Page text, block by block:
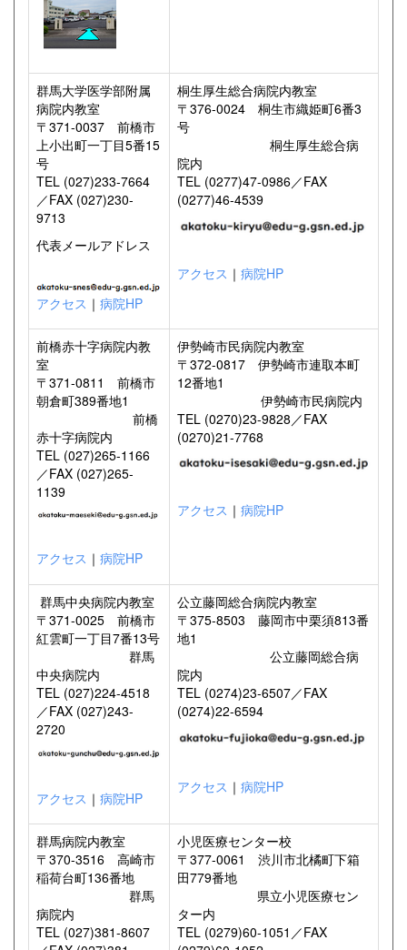
群馬大学医学部附属
病院内教室
〒371-0037 前橋市
上小出町一丁目5番15
号
TEL (027)233-7664
／FAX (027)230-
9713
代表メールアドレス
アクセス ｜ 病院HP
桐生厚生総合病院内教室
〒376-0024 桐生市織姫町6番3
号
桐生厚生総合病
院内
TEL (0277)47-0986／FAX
(0277)46-4539
アクセス ｜ 病院HP
前橋赤十字病院内教
室
〒371-0811 前橋市
朝倉町389番地1
前橋
赤十字病院内
TEL (027)265-1166
／FAX (027)265-
1139
アクセス ｜ 病院HP
伊勢崎市民病院内教室
〒372-0817 伊勢崎市連取本町
12番地1
伊勢崎市民病院内
TEL (0270)23-9828／FAX
(0270)21-7768
アクセス ｜ 病院HP
群馬中央病院内教室
〒371-0025 前橋市
紅雲町一丁目7番13号
群馬
中央病院内
TEL (027)224-4518
／FAX (027)243-
2720
アクセス ｜ 病院HP
公立藤岡総合病院内教室
〒375-8503 藤岡市中栗須813番
地1
公立藤岡総合病
院内
TEL (0274)23-6507／FAX
(0274)22-6594
アクセス ｜ 病院HP
群馬病院内教室
〒370-3516 高崎市
稲荷台町136番地
群馬
病院内
TEL (027)381-8607
小児医療センター校
〒377-0061 渋川市北橘町下箱
田779番地
県立小児医療セン
ター内
TEL (0279)60-1051／FAX